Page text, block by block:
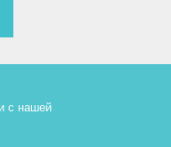
с нашей